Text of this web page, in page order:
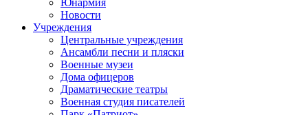
Юнармия
Новости
Учреждения
Центральные учреждения
Ансамбли песни и пляски
Военные музеи
Дома офицеров
Драматические театры
Военная студия писателей